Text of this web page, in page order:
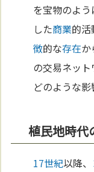
を宝物のよ
した商業的
徴的な存在
の交易ネッ
どのような影
植民地時代
17世紀以降、